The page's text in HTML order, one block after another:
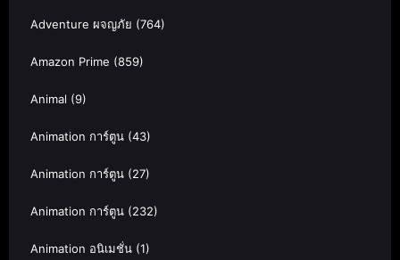
Adventure ผจญภัย (764)
Amazon Prime (859)
Animal (9)
Animation การ์ตูน (43)
Animation การ์ตูน (27)
Animation การ์ตูน (232)
Animation อนิเมชั่น (1)